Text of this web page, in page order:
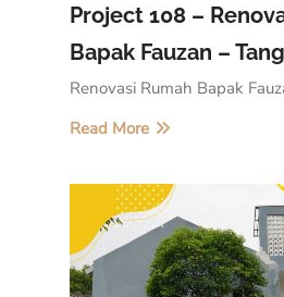
Project 108 –
Bapak Fauzan –
Renovasi Rumah Bapak
Read More